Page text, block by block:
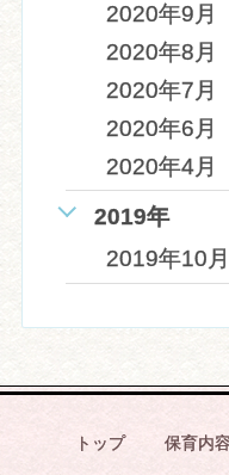
2020年9月
2020年8月
2020年7月
2020年6月
2020年4月
2019年
2019年10
トップ 保育内